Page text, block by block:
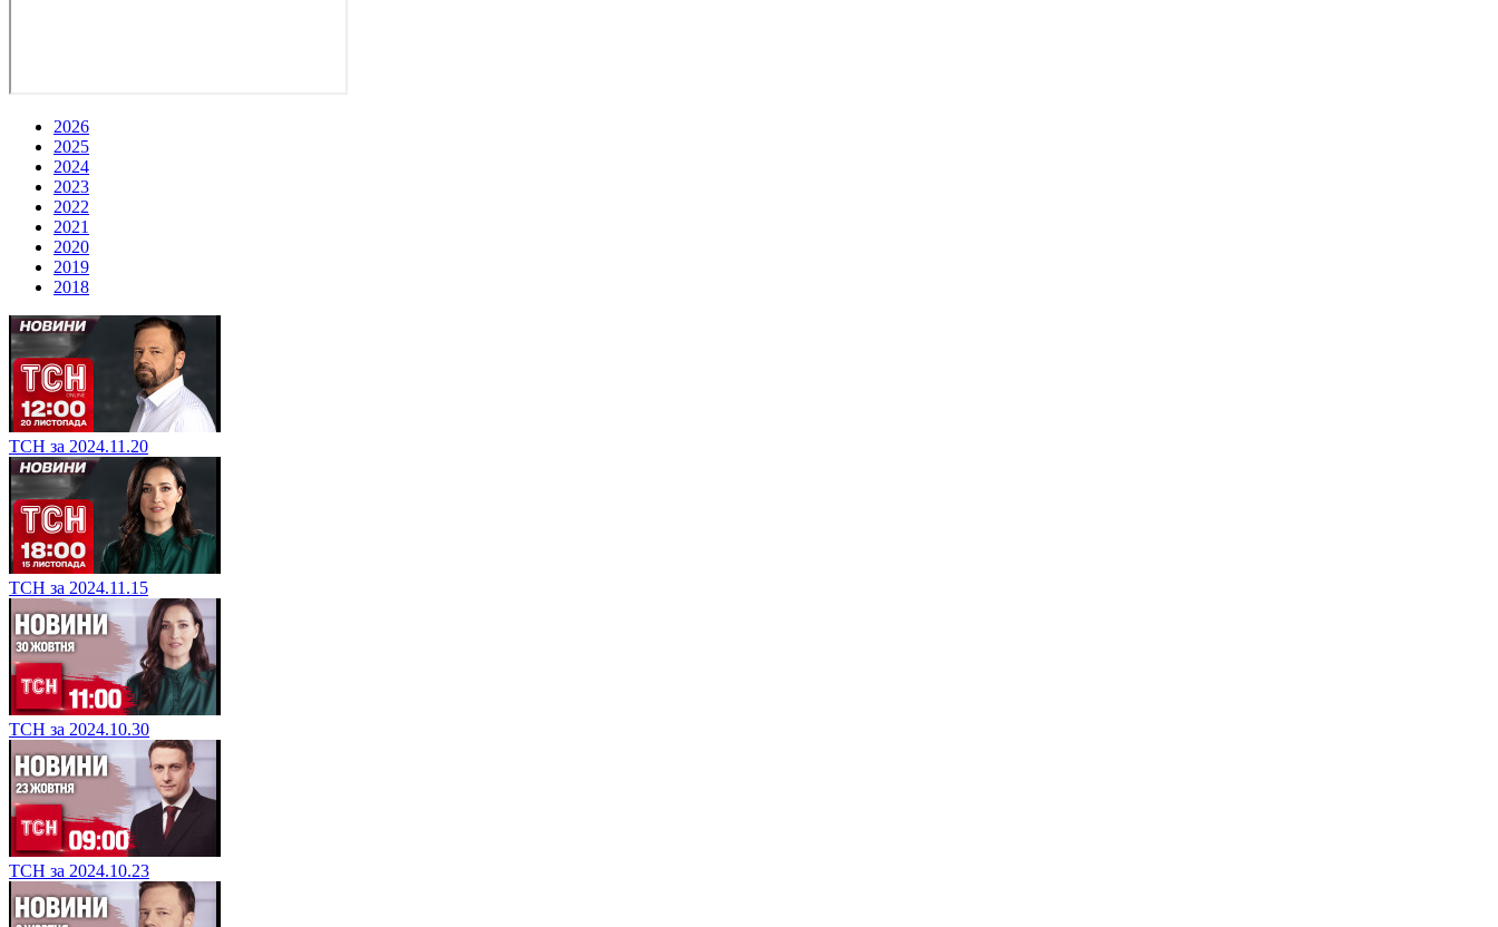
2026
2025
2024
2023
2022
2021
2020
2019
2018
ТСН за 2024.11.20
ТСН за 2024.11.15
ТСН за 2024.10.30
ТСН за 2024.10.23